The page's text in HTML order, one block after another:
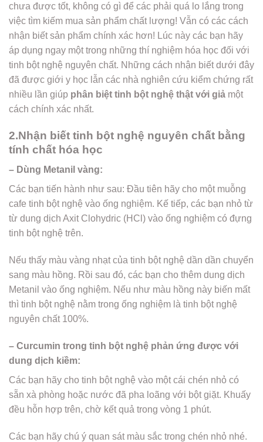
chưa được tốt, không có gì để các phải quá lo lắng trong
việc tìm kiếm mua sản phẩm chất lượng! Vẫn có các cách
nhận biết sản phẩm chính xác hơn! Lúc này các bạn hãy
áp dụng ngay một trong những thí nghiệm hóa học đối với
tinh bột nghệ nguyên chất. Những cách nhận biết dưới đây
đã được giới y học lẫn các nhà nghiên cứu kiểm chứng rất
nhiều lần giúp phân biệt tinh bột nghệ thật với giả một
cách chính xác nhất.
2.Nhận biết tinh bột nghệ nguyên chất bằng
tính chất hóa học
– Dùng Metanil vàng:
Các bạn tiến hành như sau: Đầu tiên hãy cho một muỗng
cafe tinh bột nghệ vào ống nghiệm. Kế tiếp, các bạn nhỏ từ
từ dung dịch Axit Clohydric (HCl) vào ống nghiệm có đựng
tinh bột nghệ trên.
Nếu thấy màu vàng nhạt của tinh bột nghệ dần dần chuyển
sang màu hồng. Rồi sau đó, các bạn cho thêm dung dịch
Metanil vào ống nghiệm. Nếu như màu hồng này biến mất
thì tinh bột nghệ nằm trong ống nghiệm là tinh bột nghệ
nguyên chất 100%.
– Curcumin trong tinh bột nghệ phản ứng được với
dung dịch kiềm:
Các bạn hãy cho tinh bột nghệ vào một cái chén nhỏ có
sẵn xà phòng hoặc nước đã pha loãng với bột giặt. Khuấy
đều hỗn hợp trên, chờ kết quả trong vòng 1 phút.
Các bạn hãy chú ý quan sát màu sắc trong chén nhỏ nhé.